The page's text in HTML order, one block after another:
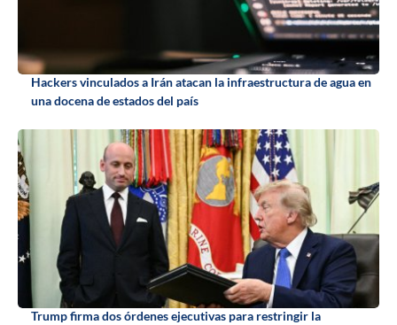
Hackers vinculados a Irán atacan la infraestructura de agua en
una docena de estados del país
Trump firma dos órdenes ejecutivas para restringir la